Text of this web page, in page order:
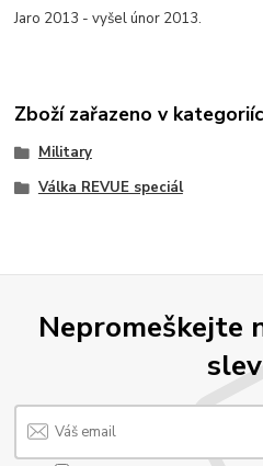
Jaro 2013 - vyšel únor 2013.
Zboží zařazeno v
Military
Válka REVUE speciál
Nepromeškejte